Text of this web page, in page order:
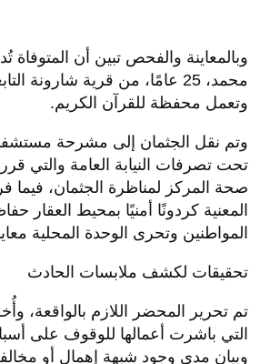
وبالمعاينة والفحص تبين أن
محمد، 25 عامًا، من قرية شارونة
وتعمل محفظة للقرآن الكريم.
وتم نقل الجثمان إلى مشرحة
تحت تصرفات النيابة العامة والتي
صحة المركز لمناظرة الجثمان، فيما
المعنية كردونًا أمنيًا بمحيط العقار
المواطنين وتحرى الوحدة المحلية
تحقيقات لكشف ملابسات الحادث
تم تحرير المحضر اللازم بالواقعة،
التي باشرت أعمالها للوقوف على
وبيان مدى وجود شبهة إهمال أو